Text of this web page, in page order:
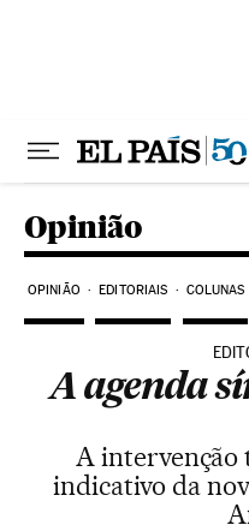
Opinião
OPINIÃO EDITORIAIS COLUNAS
A agenda
A intervenção
indicativo da